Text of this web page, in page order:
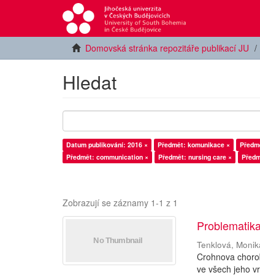
Domovská stránka repozitáře publikací JU
Hledat
Datum publikování: 2016 × Předmět: komunikace ×
Předmět: communication ×
Předmět: nursing care ×
Zobrazují se záznamy 1-1 z 1
Tenklová,
Crohnova
ve všech jeho